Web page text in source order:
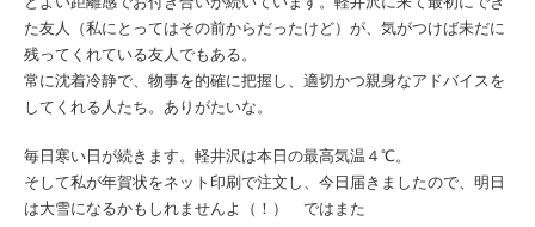
た友人（私にとってはその前からだったけど）が、気がつけば未だに
残ってくれている友人でもある。
常に沈着冷静で、物事を的確に把握し、適切かつ親身なアドバイスを
してくれる人たち。ありがたいな。
毎日寒い日が続きます。軽井沢は本日の最高気温４℃。
そして私が年賀状をネット印刷で注文し、今日届きましたので、明日
は大雪になるかもしれませんよ（！） ではまた